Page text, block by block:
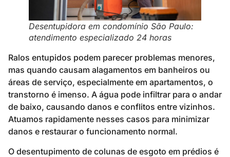
Desentupidora em condomínio São Paulo:
atendimento especializado 24 horas
Ralos entupidos podem parecer problemas menores,
mas quando causam alagamentos em banheiros ou
áreas de serviço, especialmente em apartamentos, o
transtorno é imenso. A água pode infiltrar para o andar
de baixo, causando danos e conflitos entre vizinhos.
Atuamos rapidamente nesses casos para minimizar
danos e restaurar o funcionamento normal.
O desentupimento de colunas de esgoto em prédios é